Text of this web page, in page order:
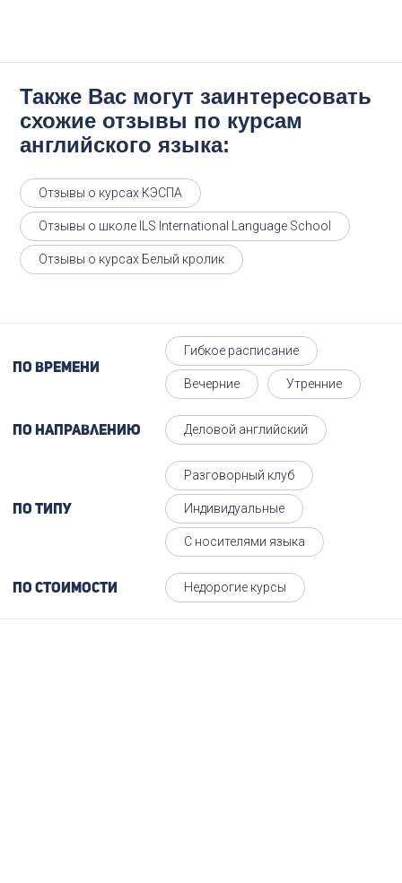
Также Вас могут заинтересовать
схожие отзывы по курсам
английского языка:
Отзывы о курсах КЭСПА
Отзывы о школе ILS International Language School
Отзывы о курсах Белый кролик
По времени
Гибкое расписание
Вечерние Утренние
По направлению Деловой английский
По типу
Разговорный клуб
Индивидуальные
С носителями языка
По стоимости Недорогие курсы